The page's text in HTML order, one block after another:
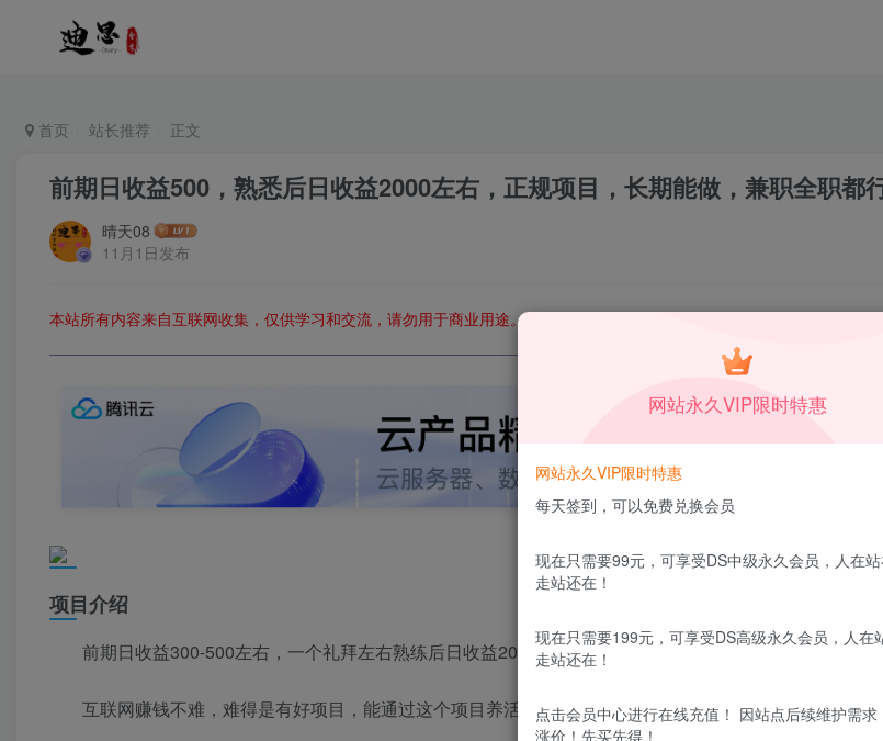
首页 站长推荐 正文
前期日收益500，熟悉后日收益2000左右，正规项目，长期能做，兼职全职都
晴天08
11月1日发布
本站所有内容来自互联网收集，仅供学习和交流，请勿用于商业用途。如有侵权、不妥之处，请第一时间联系我们删除！Q
项目介绍
前期日收益300-500左右，一个礼拜左右熟练后日收益2000-3000左右，多劳多得，
互联网赚钱不难，难得是有好项目，能通过这个项目养活自己。
网站永久VIP限时特惠
网站永久VIP限时特惠
每天签到，可以免费兑换会员
现在只需要99元，可享受DS中级永久会员，人在站
走站还在！
现在只需要199元，可享受DS高级永久会员，人在
走站还在！
点击会员中心进行在线充值！ 因站点后续维护需求
涨价！先买先得！